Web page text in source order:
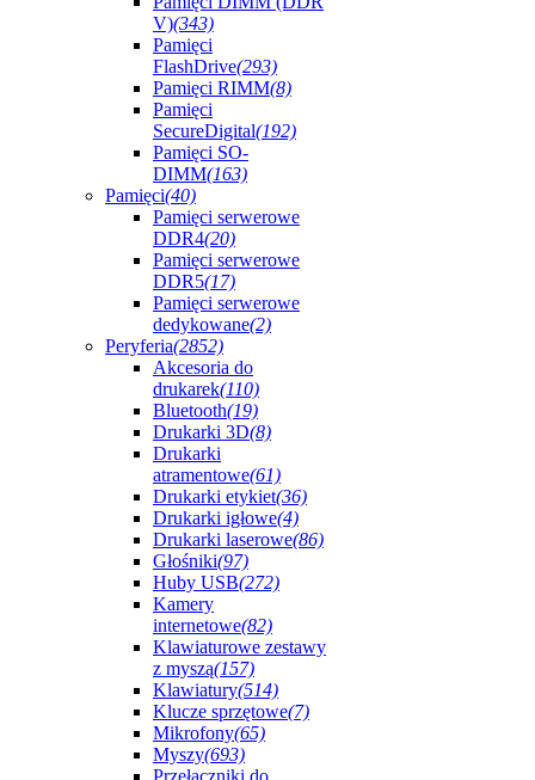
V)(343)
Pamięci
FlashDrive(293)
Pamięci RIMM(8)
Pamięci
SecureDigital(192)
Pamięci SO-
DIMM(163)
Pamięci(40)
Pamięci serwerowe
DDR4(20)
Pamięci serwerowe
DDR5(17)
Pamięci serwerowe
dedykowane(2)
Peryferia(2852)
Akcesoria do
drukarek(110)
Bluetooth(19)
Drukarki 3D(8)
Drukarki
atramentowe(61)
Drukarki etykiet(36)
Drukarki igłowe(4)
Drukarki laserowe(86)
Głośniki(97)
Huby USB(272)
Kamery
internetowe(82)
Klawiaturowe zestawy
z myszą(157)
Klawiatury(514)
Klucze sprzętowe(7)
Mikrofony(65)
Myszy(693)
Przełączniki do